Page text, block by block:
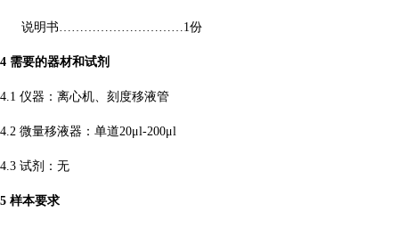
说明书…………………………1份
4 需要的器材和试剂
4.1 仪器：离心机、刻度移液管
4.2 微量移液器：单道20μl-200μl
4.3 试剂：无
5 样本要求